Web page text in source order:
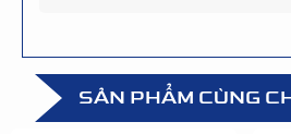
SẢN PHẨM CÙNG